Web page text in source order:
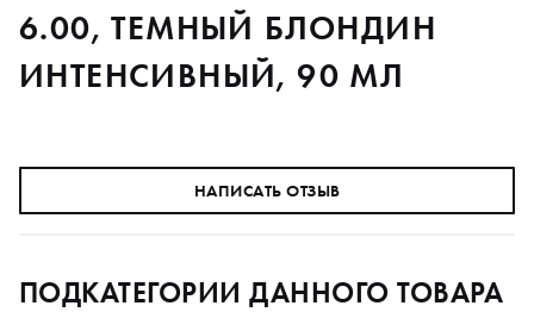
6.00, ТЕМНЫЙ БЛОНДИН
ИНТЕНСИВНЫЙ, 90 МЛ
НАПИСАТЬ ОТЗЫВ
ПОДКАТЕГОРИИ ДАННОГО ТОВАРА